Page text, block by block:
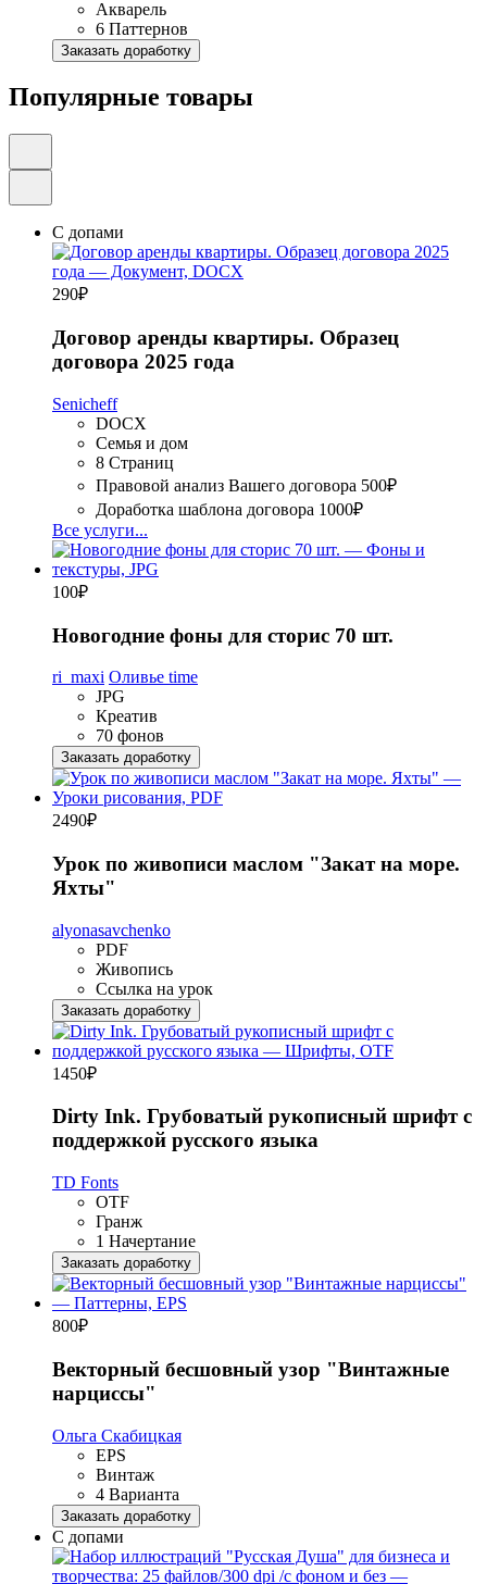
Акварель
6 Паттернов
Заказать доработку
Популярные товары
С допами
290₽
Договор аренды квартиры. Образец
договора 2025 года
Senicheff
DOCX
Семья и дом
8 Страниц
Правовой анализ Вашего договора 500₽
Доработка шаблона договора 1000₽
Все услуги...
100₽
Новогодние фоны для сторис 70 шт.
ri_maxi Оливье time
JPG
Креатив
70 фонов
Заказать доработку
2490₽
Урок по живописи маслом "Закат на море.
Яхты"
alyonasavchenko
PDF
Живопись
Ссылка на урок
Заказать доработку
1450₽
Dirty Ink. Грубоватый рукописный шрифт с
поддержкой русского языка
TD Fonts
OTF
Гранж
1 Начертание
Заказать доработку
800₽
Векторный бесшовный узор "Винтажные
нарциссы"
Ольга Скабицкая
EPS
Винтаж
4 Варианта
Заказать доработку
С допами